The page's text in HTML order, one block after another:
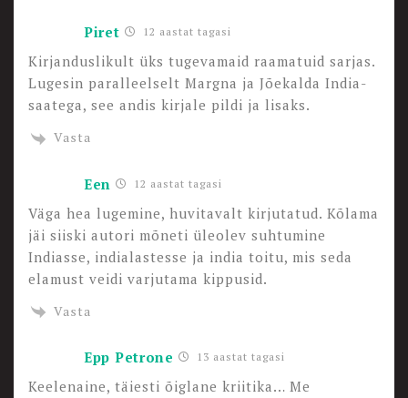
Piret 12 aastat tagasi
Kirjanduslikult üks tugevamaid raamatuid sarjas.
Lugesin paralleelselt Margna ja Jõekalda India-
saatega, see andis kirjale pildi ja lisaks.
Vasta
Een 12 aastat tagasi
Väga hea lugemine, huvitavalt kirjutatud. Kõlama
jäi siiski autori mõneti üleolev suhtumine
Indiasse, indialastesse ja india toitu, mis seda
elamust veidi varjutama kippusid.
Vasta
Epp Petrone 13 aastat tagasi
Keelenaine, täiesti õiglane kriitika… Me